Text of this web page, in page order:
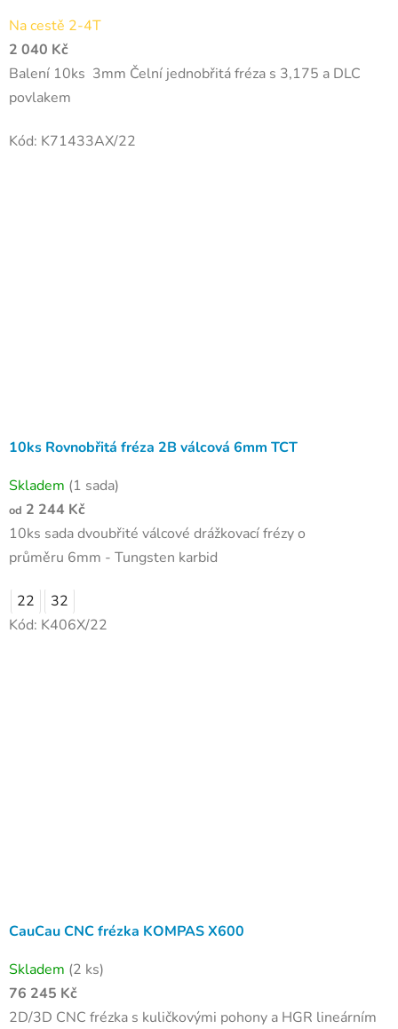
Na cestě 2-4T
2 040 Kč
Balení 10ks 3mm Čelní jednobřitá fréza s 3,175 a DLC
povlakem
Kód: K71433AX/22
10ks Rovnobřitá fréza 2B válcová 6mm TCT
Skladem (1 sada)
od 2 244 Kč
10ks sada dvoubřité válcové drážkovací frézy o
průměru 6mm - Tungsten karbid
22
32
Kód: K406X/22
CauCau CNC frézka KOMPAS X600
Skladem (2 ks)
76 245 Kč
2D/3D CNC frézka s kuličkovými pohony a HGR lineárním